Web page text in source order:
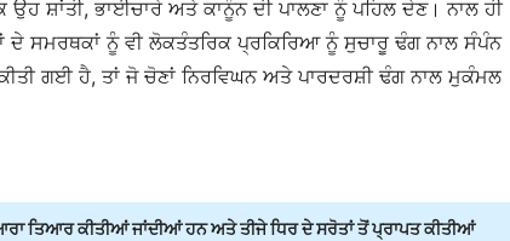
ਸ਼ਾਂਤੀ, ਭਾਈਚਾਰੇ ਅਤੇ ਕਾਨੂੰਨ ਦੀ ਪਾਲਣਾ ਨੂੰ ਪਹਿਲ ਦੇਣ। ਨਾਲ ਹੀ
ਦੇ ਸਮਰਥਕਾਂ ਨੂੰ ਵੀ ਲੋਕਤੰਤਰਿਕ ਪ੍ਰਕਿਰਿਆ ਨੂੰ ਸੁਚਾਰੂ ਢੰਗ ਨਾਲ ਸੰਪੰਨ
ਗਈ ਹੈ, ਤਾਂ ਜੋ ਚੋਣਾਂ ਨਿਰਵਿਘਨ ਅਤੇ ਪਾਰਦਰਸ਼ੀ ਢੰਗ ਨਾਲ ਮੁਕੰਮਲ
ਤਿਆਰ ਕੀਤੀਆਂ ਜਾਂਦੀਆਂ ਹਨ ਅਤੇ ਤੀਜੇ ਧਿਰ ਦੇ ਸਰੋਤਾਂ ਤੋਂ ਪ੍ਰਾਪਤ ਕੀਤੀਆਂ